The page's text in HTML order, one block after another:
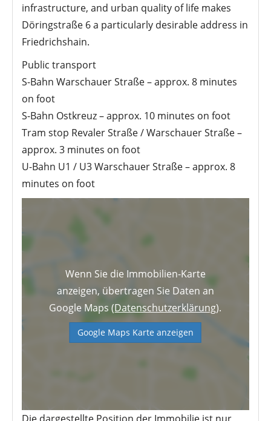
infrastructure, and urban quality of life makes
Döringstraße 6 a particularly desirable address in
Friedrichshain.
Public transport
S-Bahn Warschauer Straße – approx. 8 minutes
on foot
S-Bahn Ostkreuz – approx. 10 minutes on foot
Tram stop Revaler Straße / Warschauer Straße –
approx. 3 minutes on foot
U-Bahn U1 / U3 Warschauer Straße – approx. 8
minutes on foot
Wenn Sie die Immobilien-Karte
anzeigen, übertragen Sie Daten an
Google Maps (Datenschutzerklärung).
Google Maps Karte anzeigen